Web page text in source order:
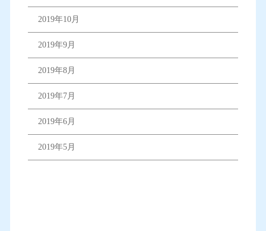
2019年10月
2019年9月
2019年8月
2019年7月
2019年6月
2019年5月